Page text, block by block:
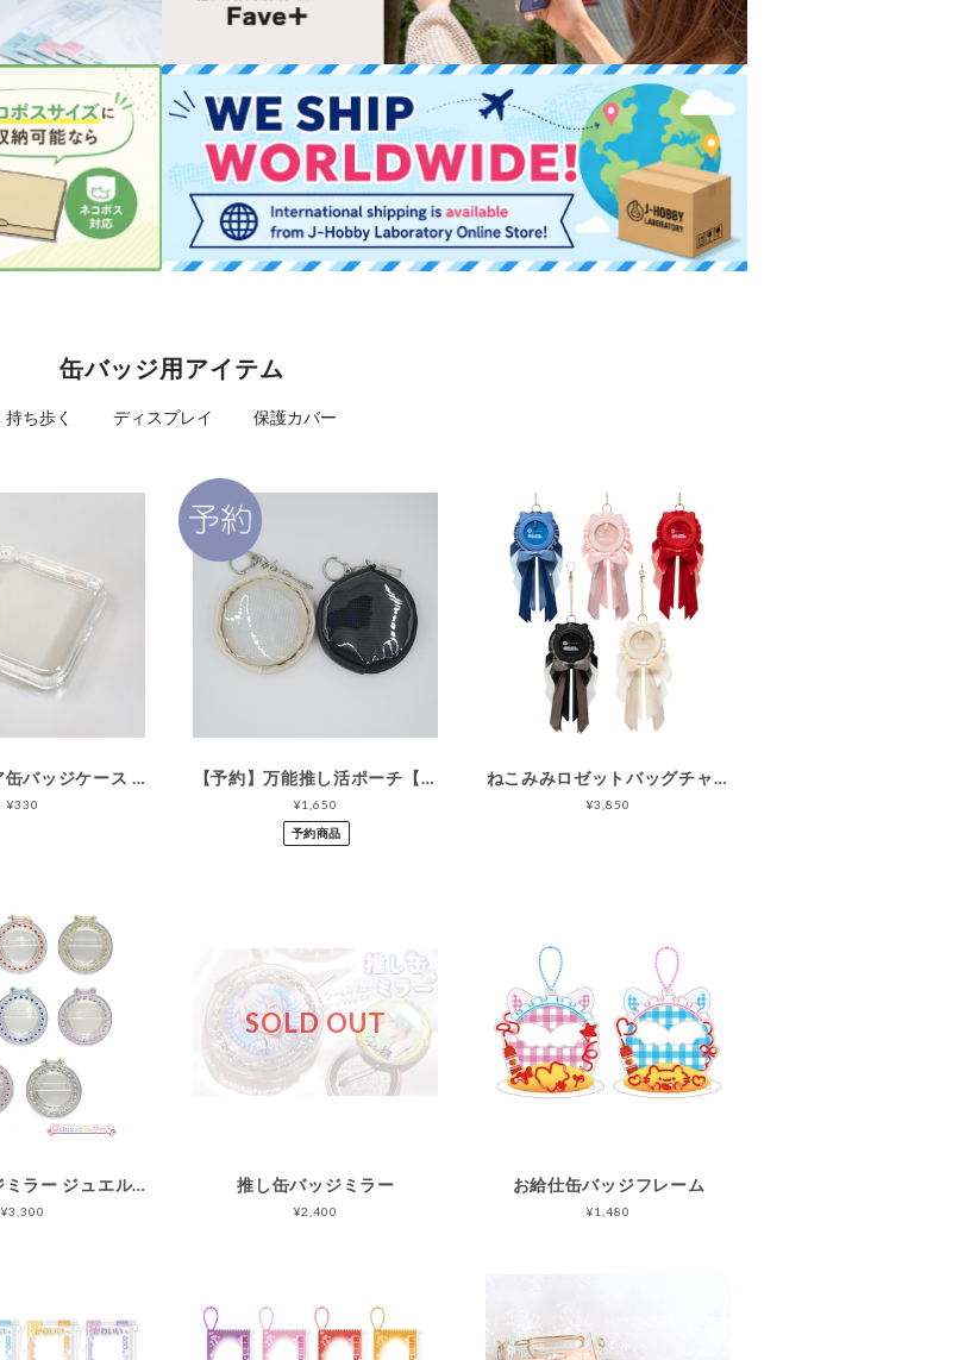
缶バッジ用アイテム
持ち歩く ディスプレイ 保護カバー
【大】クリア缶バッジケース 3個セット（76mm用）
¥330
【予約】万能推し活ポーチ【再入荷2026年8月下旬予定】
¥1,650
予約商品
ねこみみロゼットバッグチャーム
¥3,850
推し缶バッジミラー ジュエル・プレミアム
¥3,300
SOLD OUT
推し缶バッジミラー
¥2,400
お給仕缶バッジフレーム
¥1,480